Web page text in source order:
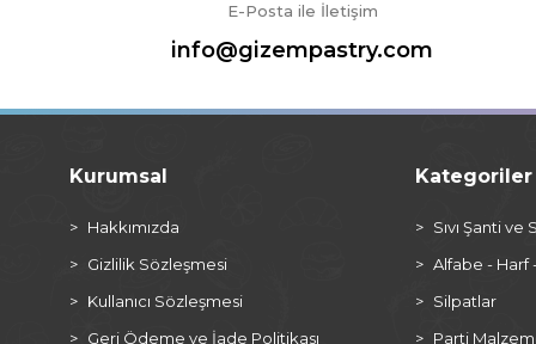
E-Posta ile İletişim
info@gizempastry.com
Kurumsal
Hakkımızda
Gizlilik Sözleşmesi
Kullanıcı Sözleşmesi
Geri Ödeme ve İade Politikası
Kategoriler
Sıvı Şanti ve
Alfabe - Harf
Silpatlar
Parti